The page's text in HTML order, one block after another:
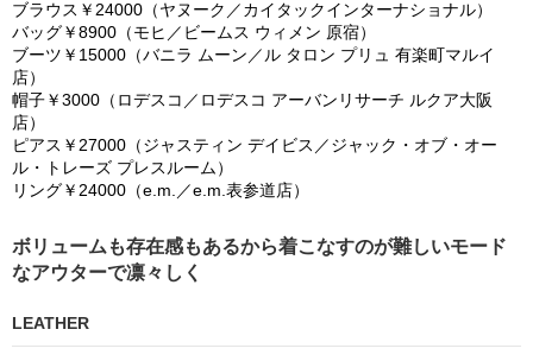
ブラウス￥ 24000 （ヤヌーク／カイタックインターナショナル）
バッグ￥ 8900 （モヒ／ビームス ウィメン 原宿）
ブーツ￥ 15000 （バニラ ムーン／ル タロン プリュ 有楽町マルイ
店）
帽子￥ 3000 （ロデスコ／ロデスコ アーバンリサーチ ルクア大阪
店）
ピアス￥ 27000 （ジャスティン デイビス／ジャック・オブ・オー
ル・トレーズ プレスルーム）
リング￥ 24000 （e.m. ／e.m.表参道店）
ボリュームも存在感もあるから着こなすのが難しいモード
なアウターで凛々しく
LEATHER